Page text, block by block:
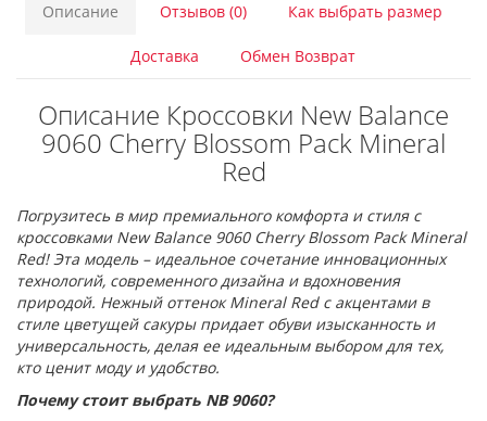
Описание Отзывов (0) Как выбрать размер
Доставка Обмен Возврат
Описание Кроссовки New Balance
9060 Cherry Blossom Pack Mineral
Red
Погрузитесь в мир премиального комфорта и стиля с
кроссовками New Balance 9060 Cherry Blossom Pack Mineral
Red! Эта модель – идеальное сочетание инновационных
технологий, современного дизайна и вдохновения
природой. Нежный оттенок Mineral Red с акцентами в
стиле цветущей сакуры придает обуви изысканность и
универсальность, делая ее идеальным выбором для тех,
кто ценит моду и удобство.
Почему стоит выбрать NB 9060?